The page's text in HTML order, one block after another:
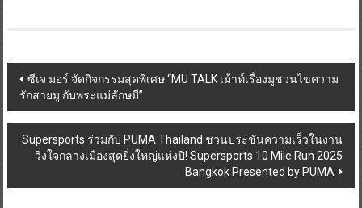
Post
navigation
ซีเจ มอร์ จัดกิจกรรมสุดพิเศษ “MU TALK เม้าท์เรื่องมูชวนไขความ
รักสายมู กับพระแม่ลักษมี”
Supersports ร่วมกับ PUMA Thailand ชวนประชันความเร็วในงาน
วิ่งใจกลางเมืองสุดยิ่งใหญ่แห่งปี! Supersports 10 Mile Run 2025
Bangkok Presented by PUMA